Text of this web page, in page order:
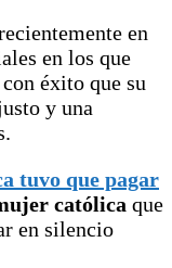
en
en los que
éxito que su
y una
tuvo que pagar
católica que
en silencio